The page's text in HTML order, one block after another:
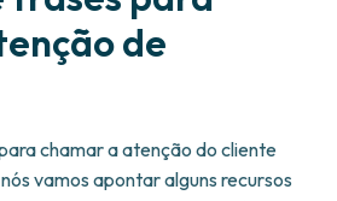
de
chamar a atenção do cliente
vamos apontar alguns recursos